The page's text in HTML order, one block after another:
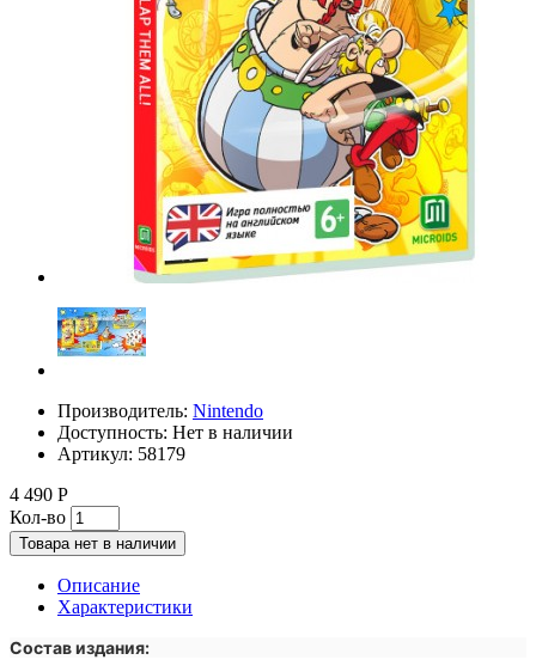
Производитель: Nintendo
Доступность: Нет в наличии
Артикул: 58179
4 490 Р
Кол-во
Товара нет в наличии
Описание
Характеристики
Состав издания: